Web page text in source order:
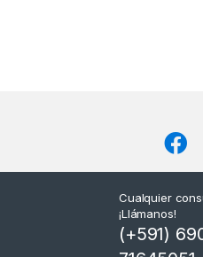
Cualquier
¡Llámanos!
(+591)